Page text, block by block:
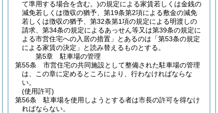
て準用する場合を含む。)の規定による家賃若しくは金銭の
減免若しくは徴収の猶予、第19条第2項による敷金の減免
若しくは徴収の猶予、第32条第1項の規定による明渡しの
請求、第34条の規定によるあっせん等又は第39条の規定に
よる市営住宅への入居の措置」とあるのは「第53条の規定
による家賃の決定」と読み替えるものとする。
第5章
駐車場の管理
第55条
市営住宅の共同施設として整備された駐車場の管理
は、この章に定めるところにより、行わなければならな
い。
(使用許可)
第56条
駐車場を使用しようとする者は市長の許可を得なけ
ればならない。